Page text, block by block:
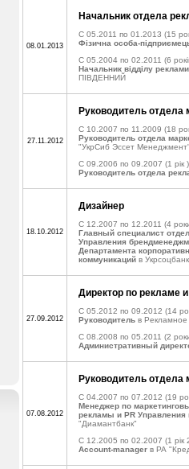
08.01.2013
Начальник отдела
C 05.2011 по 01.2013 (15
Фізична особа-
C 05.2004 по 02.2011 (6
Начальник відділу реклами
ПІВДЕННИЙ
27.11.2012
Руководитель отдела
C 10.2007 по 11.2009 (18
Руководитель отдела
"УкрСиб Эссет
C 09.2006 по 09.2007 (1 рік )
Руководитель отдела
18.10.2012
Дизайнер
C 12.2007 по 12.2011 (4
Главный специалист
Управления
Департамента
коммуникаций в Укрсоцбанк
27.09.2012
Директор по рекламе
C 05.2012 по 09.2012 (14
Руководитель в Рекламное
C 08.2008 по 05.2011 (2
Административный
07.08.2012
Руководитель отдела
C 04.2007 по 07.2012 (19
Менеджер по
рекламы и PR Управления
"Диамантбанк"
C 12.2005 по 02.2007 (1 рік
Account-manager в РА